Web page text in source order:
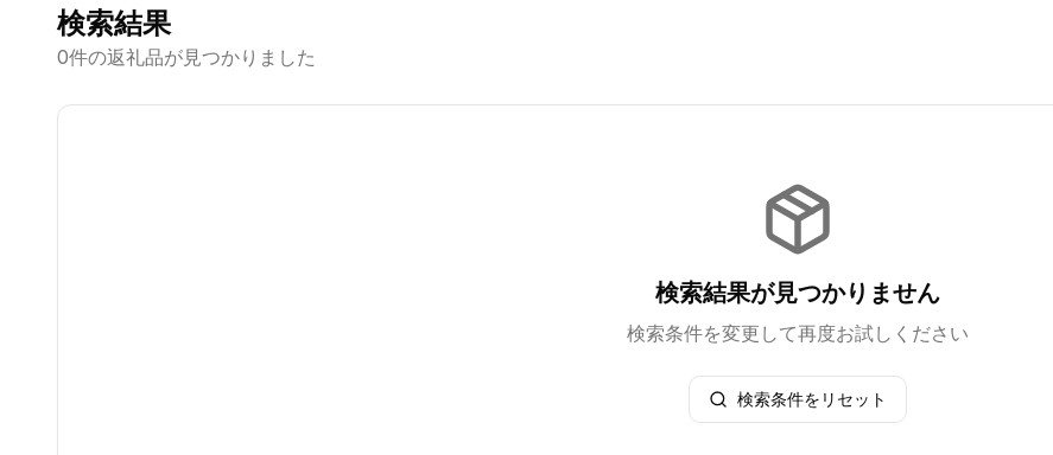
検索結果
0件の返礼品が見つかりました
検索結果が見つかりません
検索条件を変更して再度お試しください
検索条件をリセット